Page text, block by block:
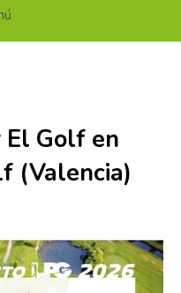
El Golf en
(Valencia)